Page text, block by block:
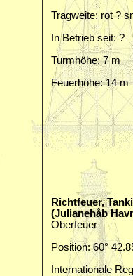
Tragweite: rot ?
In Betrieb seit: ?
Turmhöhe: 7 m
Feuerhöhe: 14 m
Richtfeuer,
(Julianehåb
Oberfeuer
Position: 60°
Internationale